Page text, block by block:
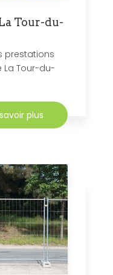
Tour-du-
prestations
Tour-du-
plus